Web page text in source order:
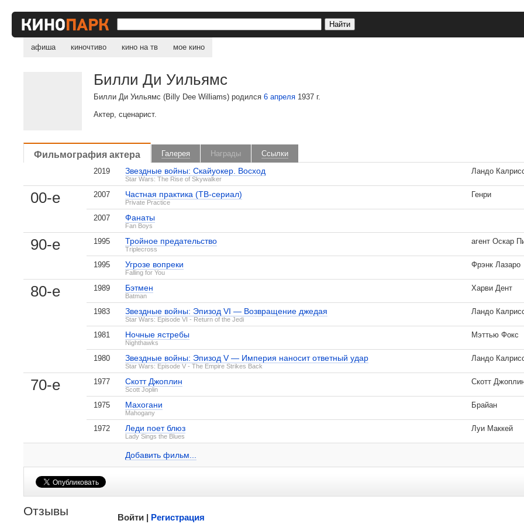
афиша киночтиво кино на тв мое кино
Билли Ди Уильямс
Билли Ди Уильямс (Billy Dee Williams) родился6 апреля 1937 г.
Актер, сценарист.
Фильмография актера Галерея Награды
Ссылки
2019
Звездные войны: Скайуокер. Восход
Star Wars: The Rise of Skywalker
Ландо
00-е 2007 Частная практика (ТВ-сериал)
Private Practice
Генри
2007 Фанаты
Fan Boys
90-е 1995 Тройное предательство
Triplecross
агент Оскар
1995 Угрозе вопреки
Falling for You
Фрэнк Лазаро
80-е 1989 Бэтмен
Batman
Харви Дент
1983 Звездные войны: Эпизод VI — Возвращение джедая
Star Wars: Episode VI - Return of the Jedi
Ландо
1981 Ночные ястребы
Nighthawks
Мэттью Фокс
1980 Звездные войны: Эпизод V — Империя наносит ответный удар
Star Wars: Episode V - The Empire Strikes Back
Ландо
70-е 1977 Скотт Джоплин
Scott Joplin
Скотт
1975 Махогани
Mahogany
Брайан
1972 Леди поет блюз
Lady Sings the Blues
Луи Маккей
Добавить фильм...
Частная практика
Билли Ди Уильямс на IMDB.com
Отзывы
, поделитесь своим мнением
Войти | Регистрация